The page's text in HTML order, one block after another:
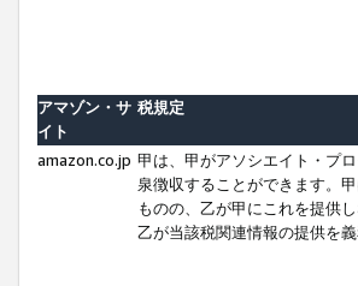
アマゾン・サ
イト
税規定
amazon.co.jp 甲は、甲がアソシエイト・プ
泉徴収することができます。
ものの、乙が甲にこれを提供
乙が当該税関連情報の提供を